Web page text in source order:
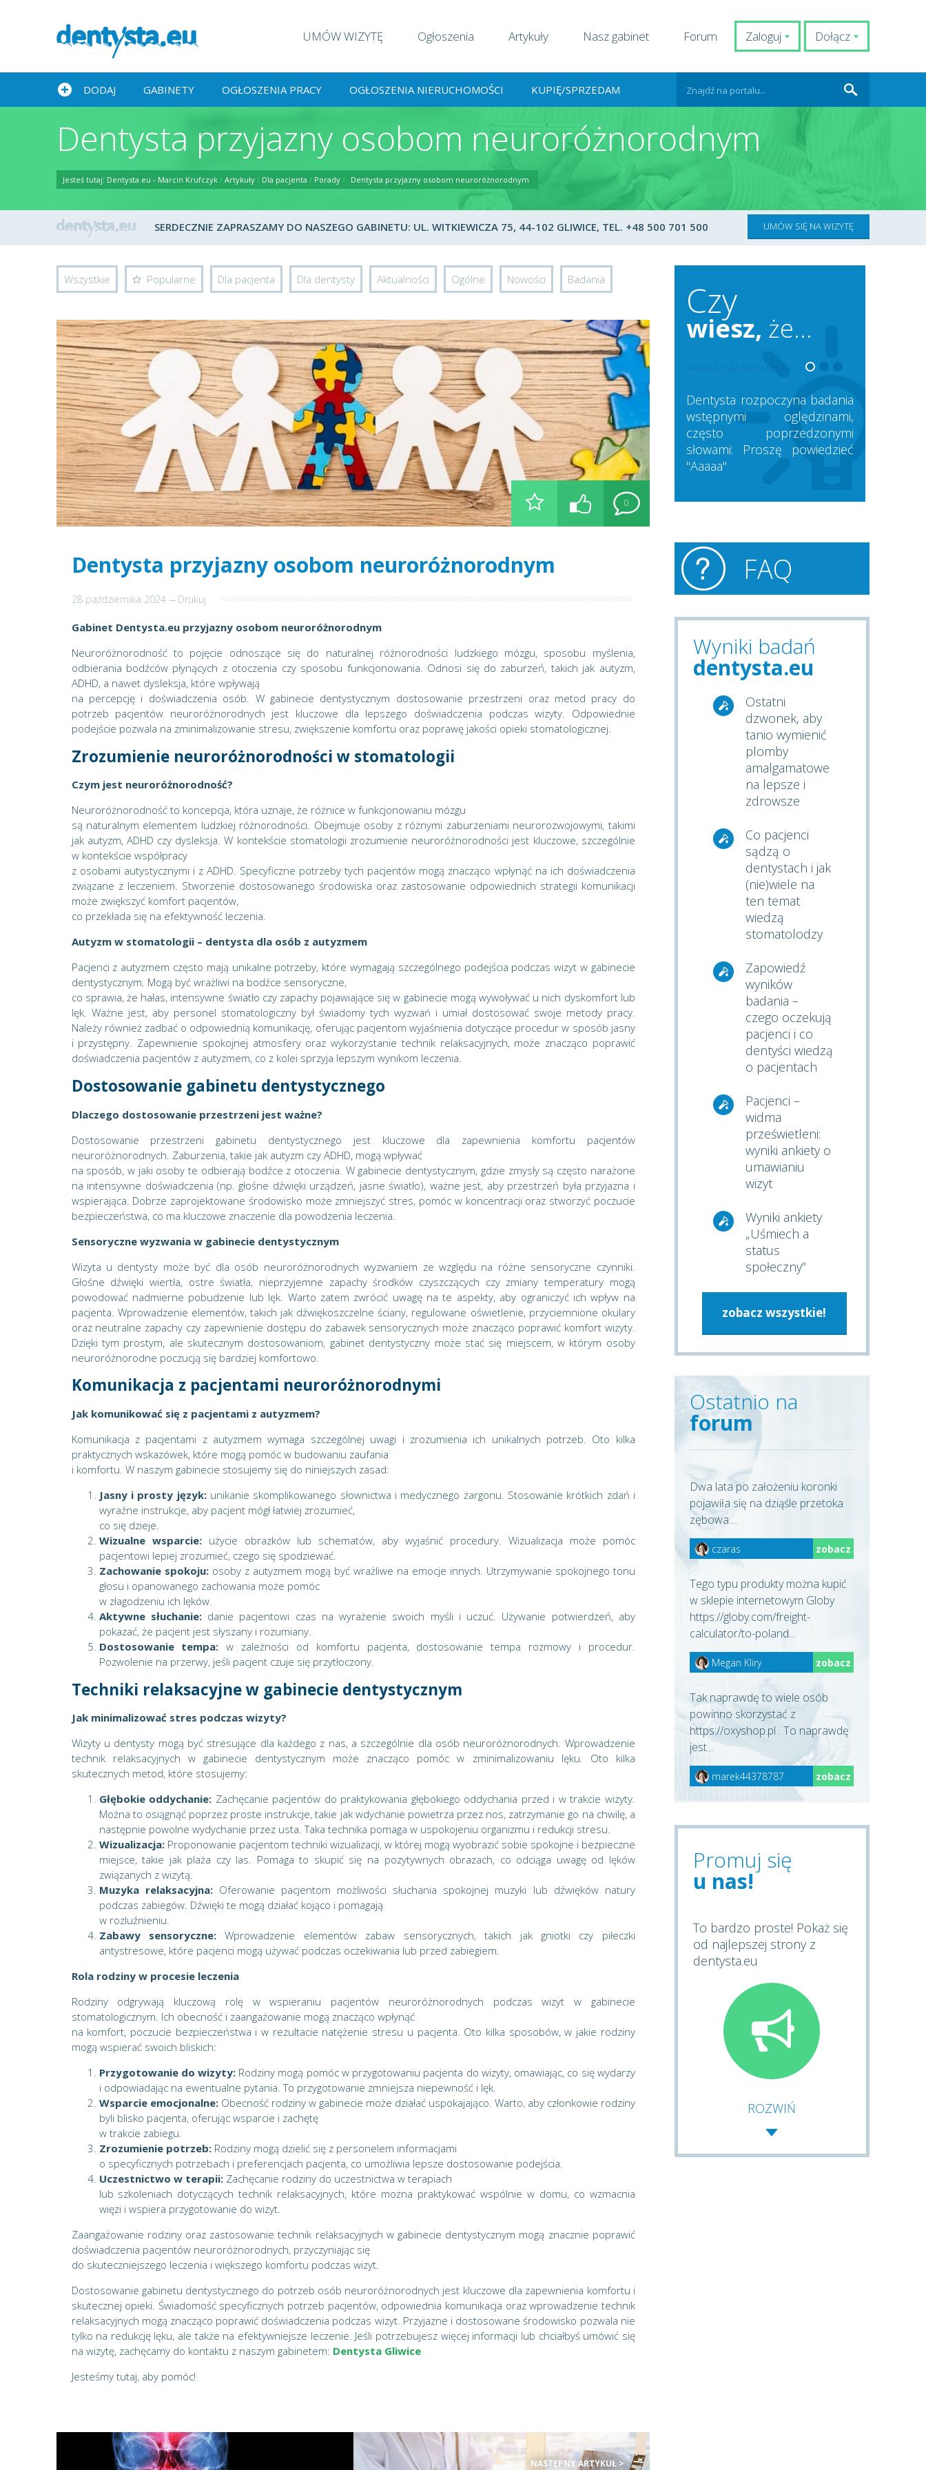
Dołącz
Zaloguj
UMÓW WIZYTĘ Ogłoszenia Artykuły Nasz gabinet Forum
DODAJ GABINETY OGŁOSZENIA PRACY OGŁOSZENIA NIERUCHOMOŚCI KUPIĘ/SPRZEDAM
Dentysta przyjazny osobom neuroróżnorodnym
Jesteś tutaj: Dentysta.eu - Marcin Krufczyk / Artykuły / Dla pacjenta / Porady / Dentysta przyjazny osobom neuroróżnorodnym
SERDECZNIE ZAPRASZAMY DO NASZEGO GABINETU: UL. WITKIEWICZA 75, 44-102 GLIWICE, TEL. +48 500 701 500 UMÓW SIĘ NA WIZYTĘ
Wszystkie Popularne Dla pacjenta Dla dentysty Aktualności Ogólne Nowości Badania
0
Dentysta przyjazny osobom neuroróżnorodnym
28 października 2024 --- Drukuj
Gabinet Dentysta.eu przyjazny osobom neuroróżnorodnym
Neuroróżnorodność to pojęcie odnoszące się do naturalnej różnorodności ludzkiego mózgu, sposobu myślenia,
odbierania bodźców płynących z otoczenia czy sposobu funkcjonowania. Odnosi się do zaburzeń, takich jak autyzm,
ADHD, a nawet dysleksja, które wpływają
na percepcję i doświadczenia osób. W gabinecie dentystycznym dostosowanie przestrzeni oraz metod pracy do
potrzeb pacjentów neuroróżnorodnych jest kluczowe dla lepszego doświadczenia podczas wizyty. Odpowiednie
podejście pozwala na zminimalizowanie stresu, zwiększenie komfortu oraz poprawę jakości opieki stomatologicznej.
Zrozumienie neuroróżnorodności w stomatologii
Czym jest neuroróżnorodność?
Neuroróżnorodność to koncepcja, która uznaje, że różnice w funkcjonowaniu mózgu
są naturalnym elementem ludzkiej różnorodności. Obejmuje osoby z różnymi zaburzeniami neurorozwojowymi, takimi
jak autyzm, ADHD czy dysleksja. W kontekście stomatologii zrozumienie neuroróżnorodności jest kluczowe, szczególnie
w kontekście współpracy
z osobami autystycznymi i z ADHD. Specyficzne potrzeby tych pacjentów mogą znacząco wpłynąć na ich doświadczenia
związane z leczeniem. Stworzenie dostosowanego środowiska oraz zastosowanie odpowiednich strategii komunikacji
może zwiększyć komfort pacjentów,
co przekłada się na efektywność leczenia.
Autyzm w stomatologii – dentysta dla osób z autyzmem
Pacjenci z autyzmem często mają unikalne potrzeby, które wymagają szczególnego podejścia podczas wizyt w gabinecie
dentystycznym. Mogą być wrażliwi na bodźce sensoryczne,
co sprawia, że hałas, intensywne światło czy zapachy pojawiające się w gabinecie mogą wywoływać u nich dyskomfort lub
lęk. Ważne jest, aby personel stomatologiczny był świadomy tych wyzwań i umiał dostosować swoje metody pracy.
Należy również zadbać o odpowiednią komunikację, oferując pacjentom wyjaśnienia dotyczące procedur w sposób jasny
i przystępny. Zapewnienie spokojnej atmosfery oraz wykorzystanie technik relaksacyjnych, może znacząco poprawić
doświadczenia pacjentów z autyzmem, co z kolei sprzyja lepszym wynikom leczenia.
Dostosowanie gabinetu dentystycznego
Dlaczego dostosowanie przestrzeni jest ważne?
Dostosowanie przestrzeni gabinetu dentystycznego jest kluczowe dla zapewnienia komfortu pacjentów
neuroróżnorodnych. Zaburzenia, takie jak autyzm czy ADHD, mogą wpływać
na sposób, w jaki osoby te odbierają bodźce z otoczenia. W gabinecie dentystycznym, gdzie zmysły są często narażone
na intensywne doświadczenia (np. głośne dźwięki urządzeń, jasne światło), ważne jest, aby przestrzeń była przyjazna i
wspierająca. Dobrze zaprojektowane środowisko może zmniejszyć stres, pomóc w koncentracji oraz stworzyć poczucie
bezpieczeństwa, co ma kluczowe znaczenie dla powodzenia leczenia.
Sensoryczne wyzwania w gabinecie dentystycznym
Wizyta u dentysty może być dla osób neuroróżnorodnych wyzwaniem ze względu na różne sensoryczne czynniki.
Głośne dźwięki wiertła, ostre światła, nieprzyjemne zapachy środków czyszczących czy zmiany temperatury mogą
powodować nadmierne pobudzenie lub lęk. Warto zatem zwrócić uwagę na te aspekty, aby ograniczyć ich wpływ na
pacjenta. Wprowadzenie elementów, takich jak dźwiękoszczelne ściany, regulowane oświetlenie, przyciemnione okulary
oraz neutralne zapachy czy zapewnienie dostępu do zabawek sensorycznych może znacząco poprawić komfort wizyty.
Dzięki tym prostym, ale skutecznym dostosowaniom, gabinet dentystyczny może stać się miejscem, w którym osoby
neuroróżnorodne poczucją się bardziej komfortowo.
Komunikacja z pacjentami neuroróżnorodnymi
Jak komunikować się z pacjentami z autyzmem?
Komunikacja z pacjentami z autyzmem wymaga szczególnej uwagi i zrozumienia ich unikalnych potrzeb. Oto kilka
praktycznych wskazówek, które mogą pomóc w budowaniu zaufania
i komfortu. W naszym gabinecie stosujemy się do niniejszych zasad:
Jasny i prosty język:unikanie skomplikowanego słownictwa i medycznego żargonu. Stosowanie krótkich zdań i
wyraźne instrukcje, aby pacjent mógł łatwiej zrozumieć,
co się dzieje.
Wizualne wsparcie:użycie obrazków lub schematów, aby wyjaśnić procedury. Wizualizacja może pomóc
pacjentowi lepiej zrozumieć, czego się spodziewać.
Zachowanie spokoju:osoby z autyzmem mogą być wrażliwe na emocje innych. Utrzymywanie spokojnego tonu
głosu i opanowanego zachowania może pomóc
w złagodzeniu ich lęków.
Aktywne słuchanie:danie pacjentowi czas na wyrażenie swoich myśli i uczuć. Używanie potwierdzeń, aby
pokazać, że pacjent jest słyszany i rozumiany.
Dostosowanie tempa: w zależności od komfortu pacjenta, dostosowanie tempa rozmowy i procedur.
Pozwolenie na przerwy, jeśli pacjent czuje się przytłoczony.
Techniki relaksacyjne w gabinecie dentystycznym
Jak minimalizować stres podczas wizyty?
Wizyty u dentysty mogą być stresujące dla każdego z nas, a szczególnie dla osób neuroróżnorodnych. Wprowadzenie
technik relaksacyjnych w gabinecie dentystycznym może znacząco pomóc w zminimalizowaniu lęku. Oto kilka
skutecznych metod, które stosujemy:
Głębokie oddychanie: Zachęcanie pacjentów do praktykowania głębokiego oddychania przed i w trakcie wizyty.
Można to osiągnąć poprzez proste instrukcje, takie jak wdychanie powietrza przez nos, zatrzymanie go na chwilę, a
następnie powolne wydychanie przez usta. Taka technika pomaga w uspokojeniu organizmu i redukcji stresu.
Wizualizacja:Proponowanie pacjentom techniki wizualizacji, w której mogą wyobrazić sobie spokojne i bezpieczne
miejsce, takie jak plaża czy las. Pomaga to skupić się na pozytywnych obrazach, co odciąga uwagę od lęków
związanych z wizytą.
Muzyka relaksacyjna:Oferowanie pacjentom możliwości słuchania spokojnej muzyki lub dźwięków natury
podczas zabiegów. Dźwięki te mogą działać kojąco i pomagają
w rozluźnieniu.
Zabawy sensoryczne:Wprowadzenie elementów zabaw sensorycznych, takich jak gniotki czy piłeczki
antystresowe, które pacjenci mogą używać podczas oczekiwania lub przed zabiegiem.
Rola rodziny w procesie leczenia
Rodziny odgrywają kluczową rolę w wspieraniu pacjentów neuroróżnorodnych podczas wizyt w gabinecie
stomatologicznym. Ich obecność i zaangażowanie mogą znacząco wpłynąć
na komfort, poczucie bezpieczeństwa i w rezultacie natężenie stresu u pacjenta. Oto kilka sposobów, w jakie rodziny
mogą wspierać swoich bliskich:
Przygotowanie do wizyty: Rodziny mogą pomóc w przygotowaniu pacjenta do wizyty, omawiając, co się wydarzy
i odpowiadając na ewentualne pytania. To przygotowanie zmniejsza niepewność i lęk.
Wsparcie emocjonalne:Obecność rodziny w gabinecie może działać uspokajająco. Warto, aby członkowie rodziny
byli blisko pacjenta, oferując wsparcie i zachętę
w trakcie zabiegu.
Zrozumienie potrzeb:Rodziny mogą dzielić się z personelem informacjami
o specyficznych potrzebach i preferencjach pacjenta, co umożliwia lepsze dostosowanie podejścia.
Uczestnictwo w terapii:Zachęcanie rodziny do uczestnictwa w terapiach
lub szkoleniach dotyczących technik relaksacyjnych, które można praktykować wspólnie w domu, co wzmacnia
więzi i wspiera przygotowanie do wizyt.
Zaangażowanie rodziny oraz zastosowanie technik relaksacyjnych w gabinecie dentystycznym mogą znacznie poprawić
doświadczenia pacjentów neuroróżnorodnych, przyczyniając się
do skuteczniejszego leczenia i większego komfortu podczas wizyt.
Dostosowanie gabinetu dentystycznego do potrzeb osób neuroróżnorodnych jest kluczowe dla zapewnienia komfortu i
skutecznej opieki. Świadomość specyficznych potrzeb pacjentów, odpowiednia komunikacja oraz wprowadzenie technik
relaksacyjnych mogą znacząco poprawić doświadczenia podczas wizyt. Przyjazne i dostosowane środowisko pozwala nie
tylko na redukcję lęku, ale także na efektywniejsze leczenie. Jeśli potrzebujesz więcej informacji lub chciałbyś umówić się
na wizytę, zachęcamy do kontaktu z naszym gabinetem: Dentysta Gliwice
Jesteśmy tutaj, aby pomóc!
NASTĘPNY ARTYKUŁ >
Czy
wiesz, że...
Dentysta rozpoczyna badania
wstępnymi oględzinami,
często poprzedzonymi
słowami: Proszę powiedzieć
"Aaaaa"
FAQ
Wyniki badań
dentysta.eu
Ostatni
dzwonek, aby
tanio wymienić
plomby
amalgamatowe
na lepsze i
zdrowsze
Co pacjenci
sądzą o
dentystach i jak
(nie)wiele na
ten temat
wiedzą
stomatolodzy
Zapowiedź
wyników
badania –
czego oczekują
pacjenci i co
dentyści wiedzą
o pacjentach
Pacjenci –
widma
prześwietleni:
wyniki ankiety o
umawianiu
wizyt
Wyniki ankiety
„Uśmiech a
status
społeczny”
zobacz wszystkie!
Ostatnio na
forum
Dwa lata po założeniu koronki
pojawiła się na dziąśle przetoka
zębowa....
czaras zobacz
Tego typu produkty można kupić
w sklepie internetowym Globy
https://globy.com/freight-
calculator/to-poland...
Megan Kliry zobacz
Tak naprawdę to wiele osób
powinno skorzystać z
https://oxyshop.pl . To naprawdę
jest...
marek44378787 zobacz
Promuj się
u nas!
To bardzo proste! Pokaż się
od najlepszej strony z
dentysta.eu
ROZWIŃ